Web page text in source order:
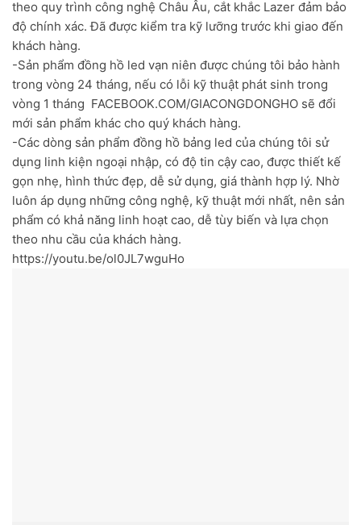
theo quy trình công nghệ Châu Âu, cắt khắc Lazer đảm bảo
độ chính xác. Đã được kiểm tra kỹ lưỡng trước khi giao đến
khách hàng.
-Sản phẩm đồng hồ led vạn niên được chúng tôi bảo hành
trong vòng 24 tháng, nếu có lỗi kỹ thuật phát sinh trong
vòng 1 tháng FACEBOOK.COM/GIACONGDONGHO sẽ đổi
mới sản phẩm khác cho quý khách hàng.
-Các dòng sản phẩm đồng hồ bảng led của chúng tôi sử
dụng linh kiện ngoại nhập, có độ tin cậy cao, được thiết kế
gọn nhẹ, hình thức đẹp, dễ sử dụng, giá thành hợp lý. Nhờ
luôn áp dụng những công nghệ, kỹ thuật mới nhất, nên sản
phẩm có khả năng linh hoạt cao, dễ tùy biến và lựa chọn
theo nhu cầu của khách hàng.
https://youtu.be/ol0JL7wguHo